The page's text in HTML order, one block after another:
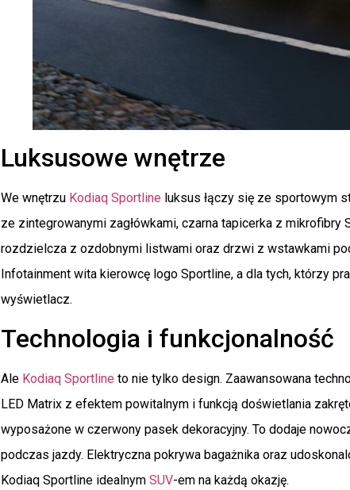
Luksusowe wnętrze
We wnętrzu Kodiaq Sportline luksus łączy się ze sportowym
ze zintegrowanymi zagłówkami, czarna tapicerka z
rozdzielcza z ozdobnymi listwami oraz drzwi z wstawkami
Infotainment wita kierowcę logo Sportline, a dla tych, którzy
wyświetlacz.
Technologia i funkcjonalność
Ale Kodiaq Sportline to nie tylko design. Zaawansowana
LED Matrix z efektem powitalnym i funkcją doświetlania
wyposażone w czerwony pasek dekoracyjny. To dodaje
podczas jazdy. Elektryczna pokrywa bagażnika oraz
Kodiaq Sportline idealnym SUV-em na każdą okazję.